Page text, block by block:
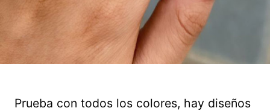
Prueba con todos los colores, hay diseños